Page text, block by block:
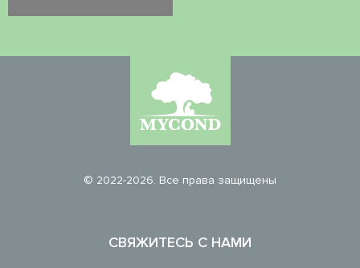
© 2022-2026. Все права защищены
СВЯЖИТЕСЬ С НАМИ